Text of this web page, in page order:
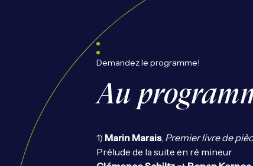
Demandez le programme!
Au
1) Marin Marais, Premier livre de
Prélude de la suite en ré mineur